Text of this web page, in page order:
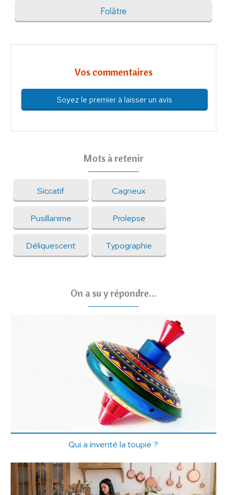
Folâtre
Vos commentaires
Soyez le premier à laisser un avis
Mots à retenir
Siccatif Cagneux
Pusillanime Prolepse
Déliquescent Typographie
On a su y répondre...
Qui a inventé la toupie ?